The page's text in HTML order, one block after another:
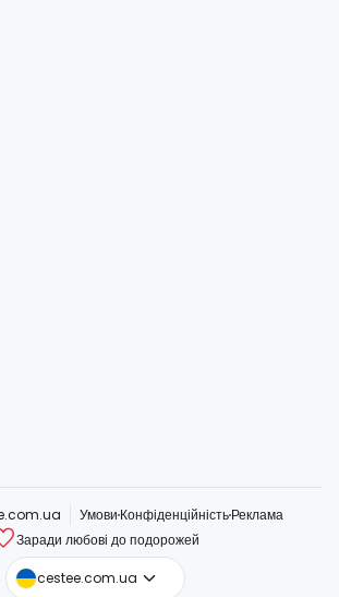
УмовиКонфіденційністьРеклама
Заради любові до подорожей
cestee.com.ua
cestee.com